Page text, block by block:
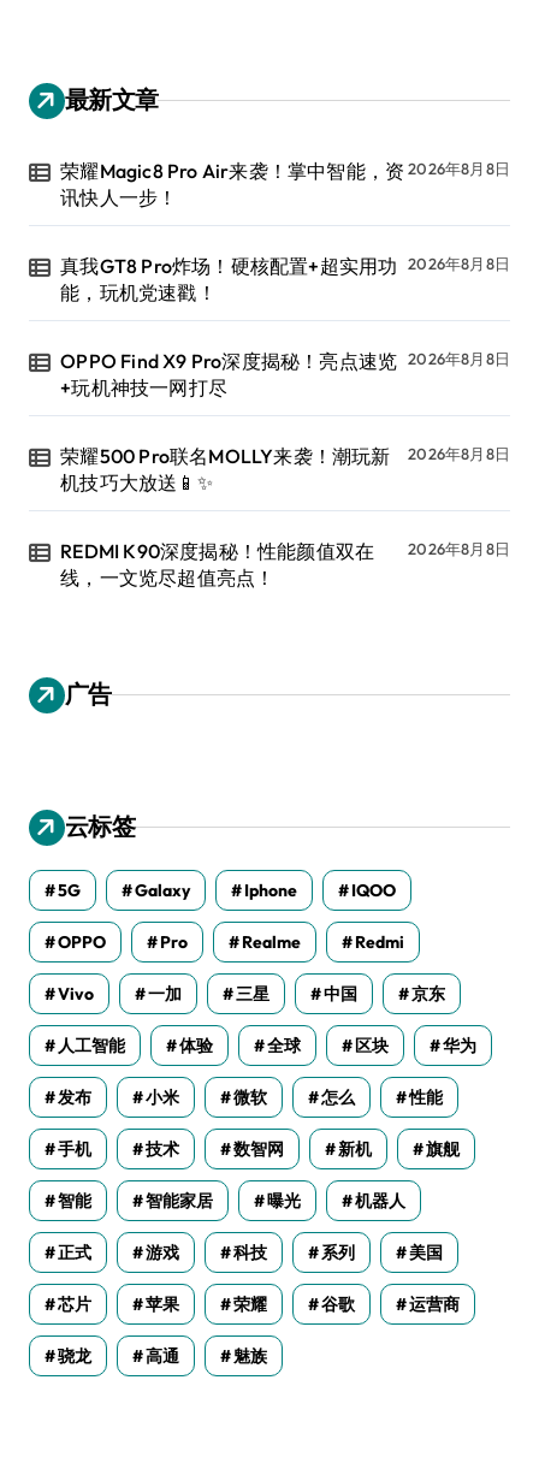
最新文章
荣耀Magic8 Pro Air来袭！掌中智能，资
讯快人一步！
2026年8月8日
真我GT8 Pro炸场！硬核配置+超实用功
能，玩机党速戳！
2026年8月8日
OPPO Find X9 Pro深度揭秘！亮点速览
+玩机神技一网打尽
2026年8月8日
荣耀500 Pro联名MOLLY来袭！潮玩新
机技巧大放送📱✨
2026年8月8日
REDMI K90深度揭秘！性能颜值双在
线，一文览尽超值亮点！
2026年8月8日
广告
云标签
5G Galaxy Iphone IQOO
OPPO Pro Realme Redmi
Vivo 一加 三星 中国 京东
人工智能 体验 全球 区块 华为
发布 小米 微软 怎么 性能
手机 技术 数智网 新机 旗舰
智能 智能家居 曝光 机器人
正式 游戏 科技 系列 美国
芯片 苹果 荣耀 谷歌 运营商
骁龙 高通 魅族